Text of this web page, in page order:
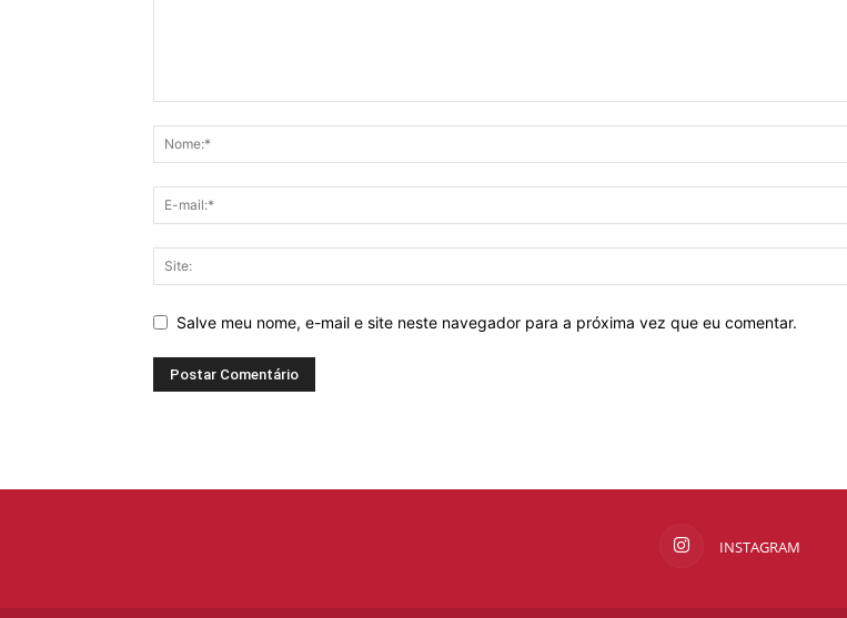
Salve meu nome, e-mail e site neste navegador para a próxima vez que eu comentar.
INSTAGRAM